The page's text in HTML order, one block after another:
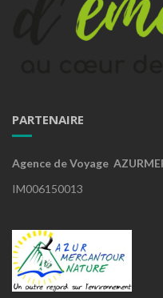
PARTENAIRE
Agence de Voyage
IM006150013